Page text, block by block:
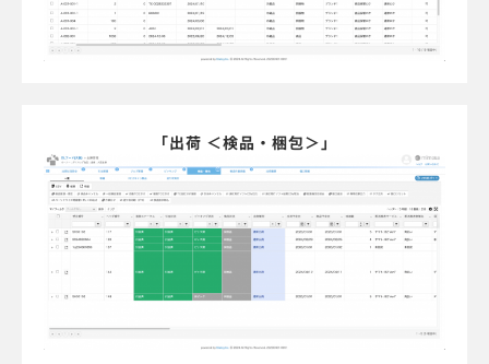
「出荷 ＜検品・梱包＞」